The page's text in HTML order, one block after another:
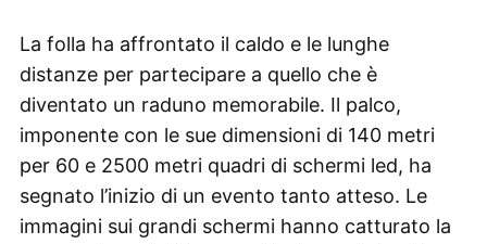
La folla ha affrontato il caldo e le lunghe
distanze per partecipare a quello che è
diventato un raduno memorabile. Il palco,
imponente con le sue dimensioni di 140 metri
per 60 e 2500 metri quadri di schermi led, ha
segnato l’inizio di un evento tanto atteso. Le
immagini sui grandi schermi hanno catturato la